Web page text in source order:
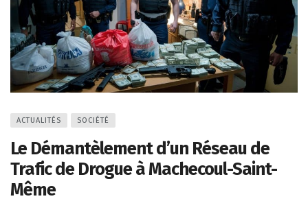
ACTUALITÉS SOCIÉTÉ
Le Démantèlement d’un Réseau de
Trafic de Drogue à Machecoul-Saint-
Même